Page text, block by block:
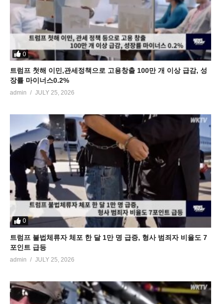
0
트럼프 첫해 이민,관세정책으로 고용창출 100만 개 이상 급감, 성
장률 마이너스0.2%
admin JULY 25, 2026
0
트럼프 불법체류자 체포 한 달 1만 명 급증, 형사 범죄자 비율도 7
포인트 급등
admin JULY 25, 2026